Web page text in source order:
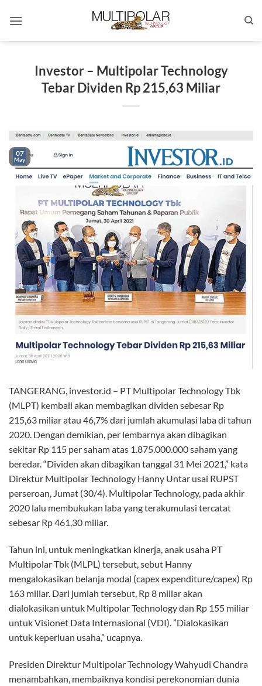
Investor – Multipolar Technology
Tebar Dividen Rp 215,63 Miliar
07
May
TANGERANG, investor.id – PT Multipolar Technology Tbk
(MLPT) kembali akan membagikan dividen sebesar Rp
215,63 miliar atau 46,7% dari jumlah akumulasi laba di tahun
2020. Dengan demikian, per lembarnya akan dibagikan
sekitar Rp 115 per saham atas 1.875.000.000 saham yang
beredar. “Dividen akan dibagikan tanggal 31 Mei 2021,” kata
Direktur Multipolar Technology Hanny Untar usai RUPST
perseroan, Jumat (30/4). Multipolar Technology, pada akhir
2020 lalu membukukan laba yang terakumulasi tercatat
sebesar Rp 461,30 miliar.
Tahun ini, untuk meningkatkan kinerja, anak usaha PT
Multipolar Tbk (MLPL) tersebut, sebut Hanny
mengalokasikan belanja modal (capex expenditure/capex) Rp
163 miliar. Dari jumlah tersebut, Rp 8 miliar akan
dialokasikan untuk Multipolar Technology dan Rp 155 miliar
untuk Visionet Data Internasional (VDI). ”Dialokasikan
untuk keperluan usaha,” ucapnya.
Presiden Direktur Multipolar Technology Wahyudi Chandra
menambahkan, membaiknya kondisi perekonomian dunia